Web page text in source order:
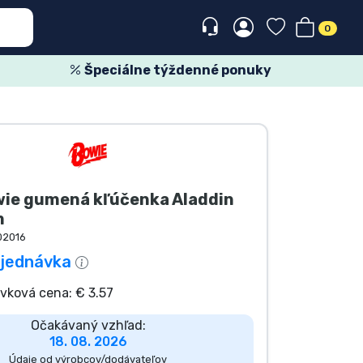
0
Špeciálne týždenné ponuky
gumená kľúčenka Aladdin
cena: € 3.57
Očakávaný vzhľad:
18. 08. 2026
Údaje od výrobcov/dodávateľov